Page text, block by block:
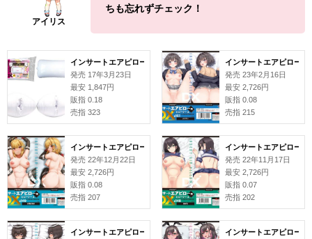
ちも忘れずチェック！
インサートエアピローDX 本体
発売 17年3月23日
最安 1,847円
販指 0.18
売指 323
インサートエアピロー
発売 23年2月16日
最安 2,726円
販指 0.08
売指 215
インサートエアピローDX用ピローケース#149 白黒だるま
発売 22年12月22日
最安 2,726円
販指 0.08
売指 207
インサートエアピロー
発売 22年11月17日
最安 2,726円
販指 0.07
売指 202
インサートエアピローDX用ピローケース#150 shoインサートエアピロー